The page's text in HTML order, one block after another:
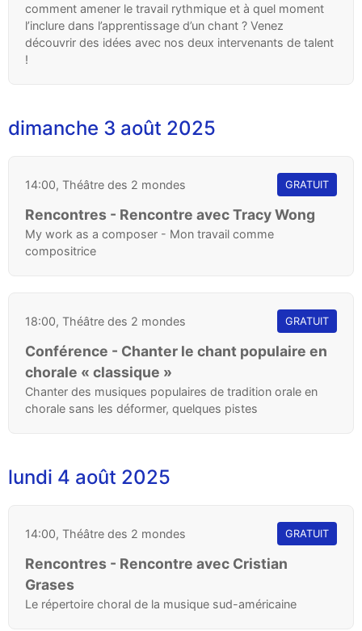
comment amener le travail rythmique et à quel moment
l’inclure dans l’apprentissage d’un chant ? Venez
découvrir des idées avec nos deux intervenants de talent
!
dimanche 3 août 2025
14:00, Théâtre des 2 mondes GRATUIT
Rencontres - Rencontre avec Tracy Wong
My work as a composer - Mon travail comme
compositrice
18:00, Théâtre des 2 mondes GRATUIT
Conférence - Chanter le chant populaire en
chorale « classique »
Chanter des musiques populaires de tradition orale en
chorale sans les déformer, quelques pistes
lundi 4 août 2025
14:00, Théâtre des 2 mondes GRATUIT
Rencontres - Rencontre avec Cristian
Grases
Le répertoire choral de la musique sud-américaine